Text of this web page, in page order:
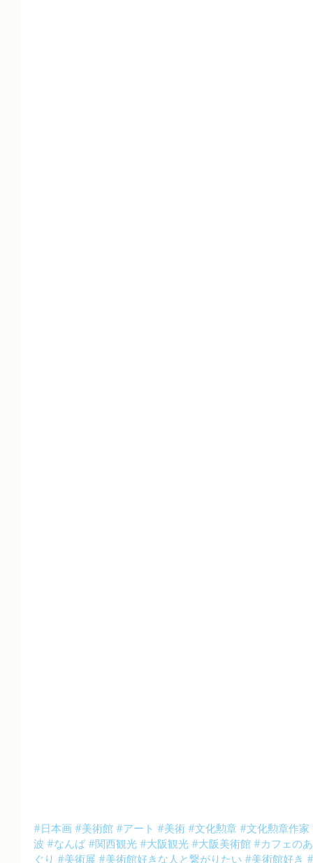
#日本画 #美術館 #アート #美術 #文化勲章 #文化勲章作家
波 #なんば #関西観光 #大阪観光 #大阪美術館 #カフェの
ぐり #美術展 #美術館好きな人と繋がりたい #美術館好き